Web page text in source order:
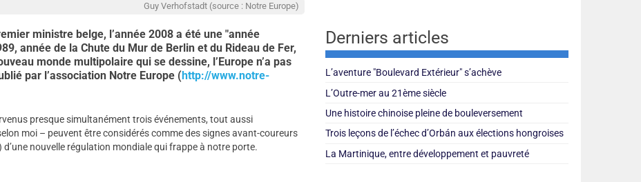
Guy Verhofstadt (source : Notre Europe)
ministre belge, l’année 2008 a été une "année
année de la Chute du Mur de Berlin et du Rideau de Fer,
monde multipolaire qui se dessine, l’Europe n’a pas
par l’association Notre Europe (http://www.notre-
presque simultanément trois événements, tout aussi
moi – peuvent être considérés comme des signes avant-coureurs
nouvelle régulation mondiale qui frappe à notre porte.
Derniers articles
L’aventure "Boulevard Extérieur" s’achève
L’Outre-mer au 21ème siècle
Une histoire chinoise pleine de bouleversement
Trois leçons de l’échec d’Orbán aux élections hongroises
La Martinique, entre développement et pauvreté